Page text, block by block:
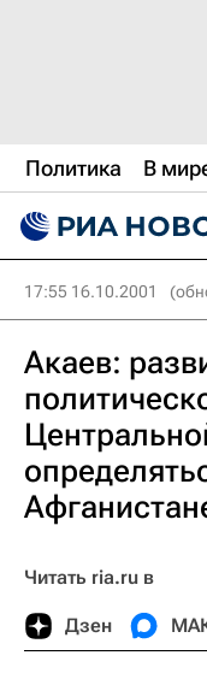
Политика В
17:55 16.10.2001
Акаев:
Читать ria.ru в
Дзен